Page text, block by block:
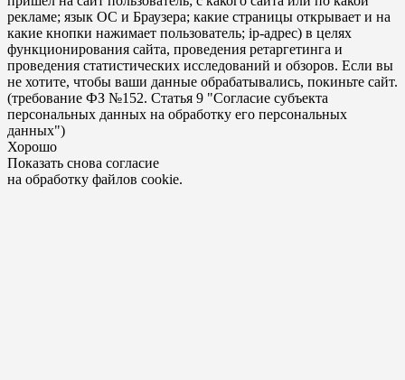
рекламе; язык ОС и Браузера; какие страницы открывает и на
какие кнопки нажимает пользователь; ip-адрес) в целях
функционирования сайта, проведения ретаргетинга и
проведения статистических исследований и обзоров. Если вы
не хотите, чтобы ваши данные обрабатывались, покиньте сайт.
(требование ФЗ №152. Статья 9 "Согласие субъекта
персональных данных на обработку его персональных
данных")
Хорошо
Показать снова согласие
на обработку файлов cookie.